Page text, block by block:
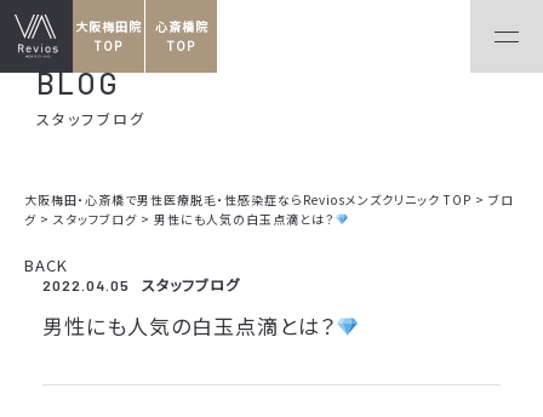
大阪梅田院
TOP
心斎橋院
TOP
BLOG
スタッフブログ
大阪梅田・心斎橋で男性医療脱毛・性感染症ならReviosメンズクリニック TOP > ブロ
グ > スタッフブログ > 男性にも人気の白玉点滴とは？
BACK
2022.04.05 スタッフブログ
男性にも人気の白玉点滴とは？